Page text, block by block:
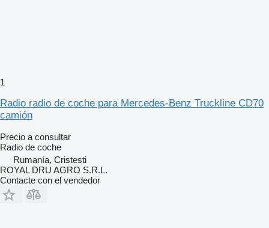
1
Radio radio de coche para Mercedes-Benz Truckline CD70
camión
Precio a consultar
Radio de coche
Rumanía, Cristesti
ROYAL DRU AGRO S.R.L.
Contacte con el vendedor